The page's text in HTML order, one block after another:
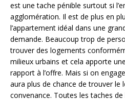
est une tache pénible surtout si
agglomération. Il est de plus en
l’appartement idéal dans une
demande. Beaucoup trop de
trouver des logements
milieux urbains et cela apporte
rapport à l’offre. Mais si on
aura plus de chance de trouver
convenance. Toutes les taches